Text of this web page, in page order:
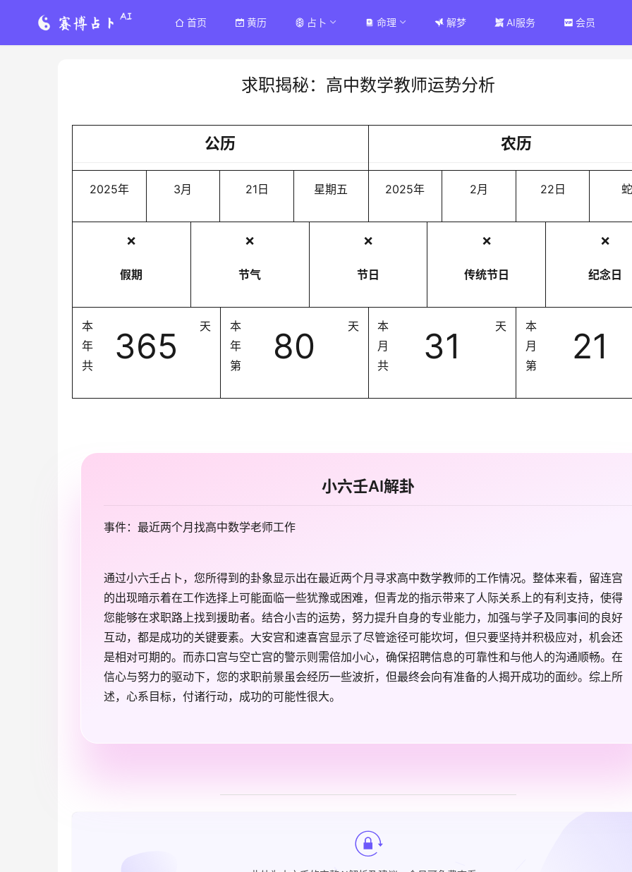
首页 黄历 占卜 命理 解梦 AI服务 会员
求职揭秘：高中数学教师运势分析
公历
2025年 3月 21日 星期五
农历
2025年 2月 22日 蛇
❌
假期
❌
节气
❌
节日
❌
传统节日
❌
纪念日
本
年
共
365 天
本
年
第
80 天
本
月
共
31 天
本
月
第
21
小六壬AI解卦
事件：最近两个月找高中数学老师工作
通过小六壬占卜，您所得到的卦象显示出在最近两个月寻求高中数学教师的工作情况。整体来看，留连宫
的出现暗示着在工作选择上可能面临一些犹豫或困难，但青龙的指示带来了人际关系上的有利支持，使得
您能够在求职路上找到援助者。结合小吉的运势，努力提升自身的专业能力，加强与学子及同事间的良好
互动，都是成功的关键要素。大安宫和速喜宫显示了尽管途径可能坎坷，但只要坚持并积极应对，机会还
是相对可期的。而赤口宫与空亡宫的警示则需倍加小心，确保招聘信息的可靠性和与他人的沟通顺畅。在
信心与努力的驱动下，您的求职前景虽会经历一些波折，但最终会向有准备的人揭开成功的面纱。综上所
述，心系目标，付诸行动，成功的可能性很大。